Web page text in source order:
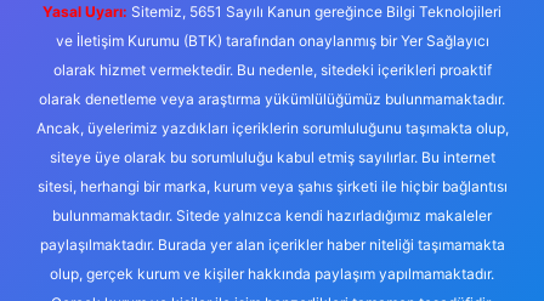
Yasal Uyarı: Sitemiz, 5651 Sayılı Kanun gereğince Bilgi Teknolojileri
ve İletişim Kurumu (BTK) tarafından onaylanmış bir Yer Sağlayıcı
olarak hizmet vermektedir. Bu nedenle, sitedeki içerikleri proaktif
olarak denetleme veya araştırma yükümlülüğümüz bulunmamaktadır.
Ancak, üyelerimiz yazdıkları içeriklerin sorumluluğunu taşımakta olup,
siteye üye olarak bu sorumluluğu kabul etmiş sayılırlar. Bu internet
sitesi, herhangi bir marka, kurum veya şahıs şirketi ile hiçbir bağlantısı
bulunmamaktadır. Sitede yalnızca kendi hazırladığımız makaleler
paylaşılmaktadır. Burada yer alan içerikler haber niteliği taşımamakta
olup, gerçek kurum ve kişiler hakkında paylaşım yapılmamaktadır.